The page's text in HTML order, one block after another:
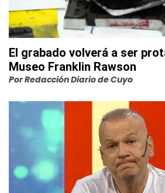
El grabado volverá a ser
Museo Franklin Rawson
PorRedacción Diario de Cuyo